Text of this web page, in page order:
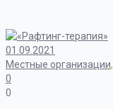
01.09.2021
Местные организации,
0
0